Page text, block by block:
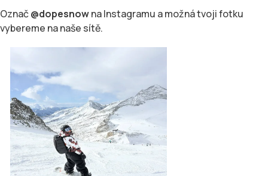
Označ@dopesnowna Instagramu a možná tvoji fotku
vybereme na naše sítě.